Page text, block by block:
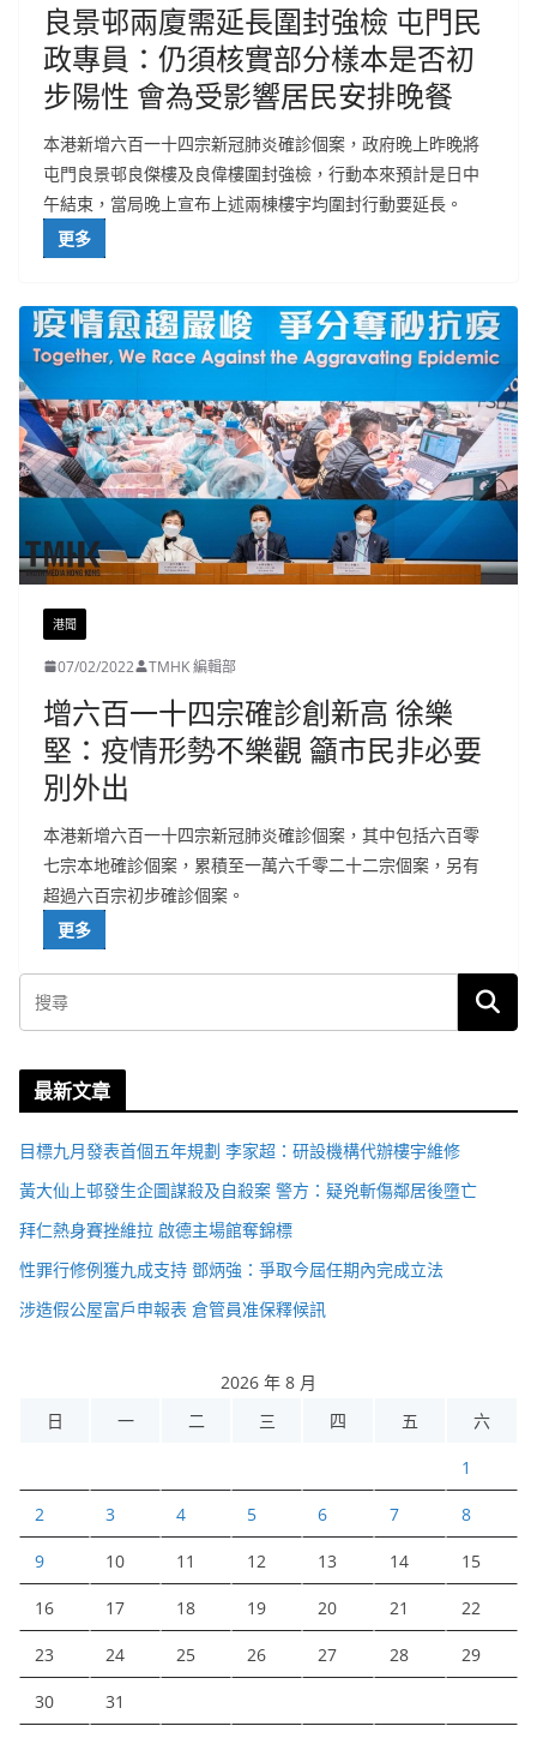
良景邨兩廈需延長圍封強檢 屯門民
政專員：仍須核實部分樣本是否初
步陽性 會為受影響居民安排晚餐
本港新增六百一十四宗新冠肺炎確診個案，政府晚上昨晚將
屯門良景邨良傑樓及良偉樓圍封強檢，行動本來預計是日中
午結束，當局晚上宣布上述兩棟樓宇均圍封行動要延長。
更多
港聞
07/02/2022 TMHK 編輯部
增六百一十四宗確診創新高 徐樂
堅：疫情形勢不樂觀 籲市民非必要
別外出
本港新增六百一十四宗新冠肺炎確診個案，其中包括六百零
七宗本地確診個案，累積至一萬六千零二十二宗個案，另有
超過六百宗初步確診個案。
更多
最新文章
目標九月發表首個五年規劃 李家超：研設機構代辦樓宇維修
黃大仙上邨發生企圖謀殺及自殺案 警方：疑兇斬傷鄰居後墮亡
拜仁熱身賽挫維拉 啟德主場館奪錦標
性罪行修例獲九成支持 鄧炳強：爭取今屆任期內完成立法
涉造假公屋富戶申報表 倉管員准保釋候訊
2026 年 8 月
日
一 二 三 四 五 六
1
2 3 4 5 6 7 8
9 10 11 12 13 14 15
16 17 18 19 20 21 22
23 24 25 26 27 28 29
30 31